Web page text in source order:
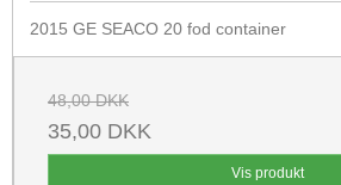
2015 GE SEACO 20 fod container
48,00 DKK
35,00 DKK
Vis produkt